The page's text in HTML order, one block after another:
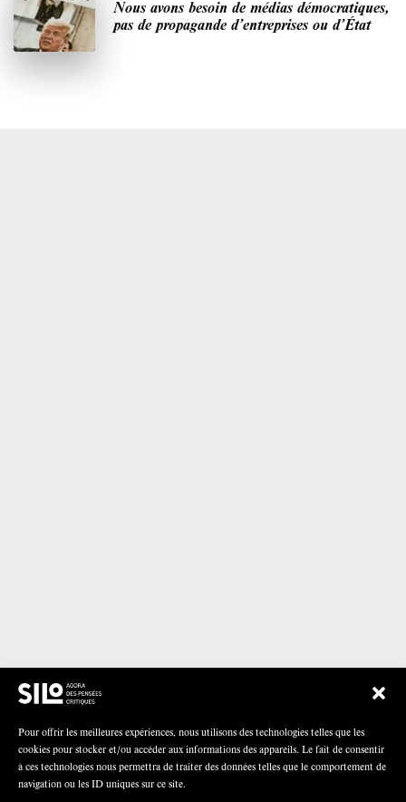
Pour offrir les meilleures expériences, nous utilisons des technologies telles que les
cookies pour stocker et/ou accéder aux informations des appareils. Le fait de consentir
à ces technologies nous permettra de traiter des données telles que le comportement de
navigation ou les ID uniques sur ce site.
Nous avons besoin de médias démocratiques,
pas de propagande d’entreprises ou d’État